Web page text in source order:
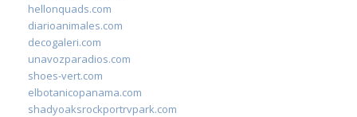
hellonquads.com
diarioanimales.com
decogaleri.com
unavozparadios.com
shoes-vert.com
elbotanicopanama.com
shadyoaksrockportrvpark.com